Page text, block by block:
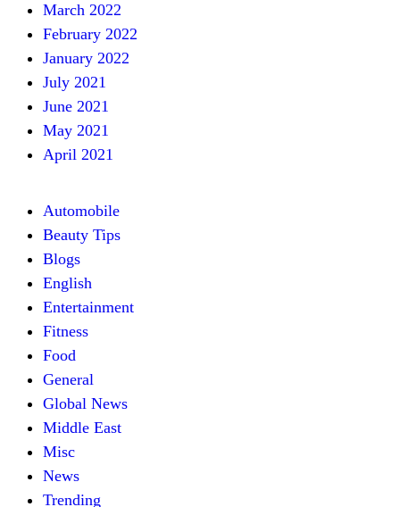
March 2022
February 2022
January 2022
July 2021
June 2021
May 2021
April 2021
Automobile
Beauty Tips
Blogs
English
Entertainment
Fitness
Food
General
Global News
Middle East
Misc
News
Trending